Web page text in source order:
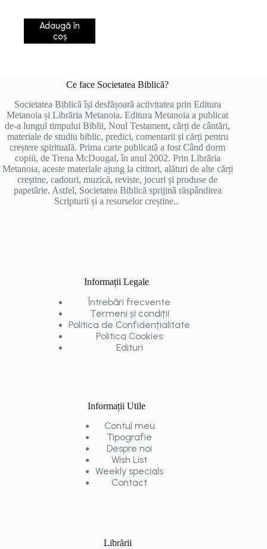
Adaugă în
coș
Ce face Societatea Biblică?
Societatea Biblică își desfășoară activitatea prin Editura
Metanoia și Librăria Metanoia. Editura Metanoia a publicat
de-a lungul timpului Biblii, Noul Testament, cărți de cântări,
materiale de studiu biblic, predici, comentarii și cărți pentru
creștere spirituală. Prima carte publicată a fost Când dorm
copiii, de Trena McDougal, în anul 2002. Prin Librăria
Metanoia, aceste materiale ajung la cititori, alături de alte cărți
creștine, cadouri, muzică, reviste, jocuri și produse de
papetărie. Astfel, Societatea Biblică sprijină răspândirea
Scripturii și a resurselor creștine..
Informații Legale
Întrebări frecvente
Termeni și condiții
Politica de Confidențialitate
Politica Cookies
Edituri
Informații Utile
Contul meu
Tipografie
Despre noi
Wish List
Weekly specials
Contact
Librării